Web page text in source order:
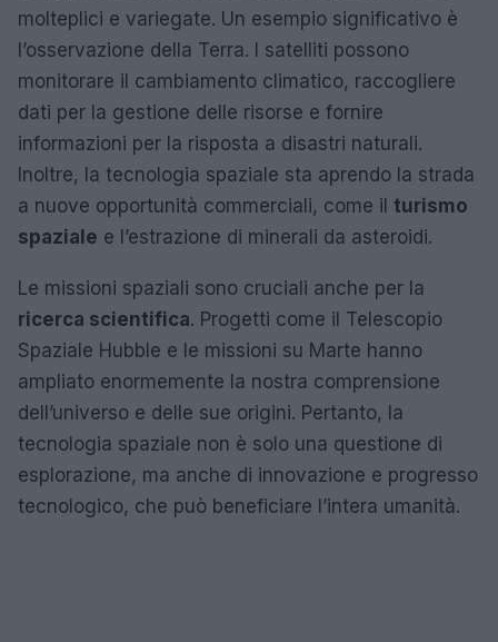
molteplici e variegate. Un esempio significativo è
l’osservazione della Terra. I satelliti possono
monitorare il cambiamento climatico, raccogliere
dati per la gestione delle risorse e fornire
informazioni per la risposta a disastri naturali.
Inoltre, la tecnologia spaziale sta aprendo la strada
a nuove opportunità commerciali, come il turismo
spaziale e l’estrazione di minerali da asteroidi.
Le missioni spaziali sono cruciali anche per la
ricerca scientifica. Progetti come il Telescopio
Spaziale Hubble e le missioni su Marte hanno
ampliato enormemente la nostra comprensione
dell’universo e delle sue origini. Pertanto, la
tecnologia spaziale non è solo una questione di
esplorazione, ma anche di innovazione e progresso
tecnologico, che può beneficiare l’intera umanità.